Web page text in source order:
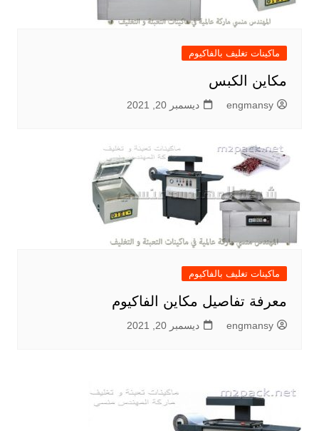
ماكينات تغليف بالفاكيوم
مكاين الكبس
engmansy ديسمبر 20, 2021
ماكينات تغليف بالفاكيوم
معرفة تفاصيل مكاين الفاكيوم
engmansy ديسمبر 20, 2021